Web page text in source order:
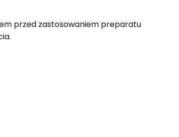
przed zastosowaniem preparatu